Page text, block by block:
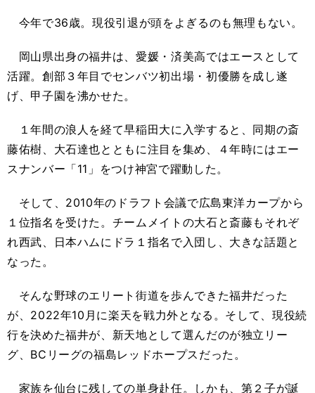
今年で36歳。現役引退が頭をよぎるのも無理もない。
岡山県出身の福井は、愛媛・済美高ではエースとして
活躍。創部３年目でセンバツ初出場・初優勝を成し遂
げ、甲子園を沸かせた。
１年間の浪人を経て早稲田大に入学すると、同期の斎
藤佑樹、大石達也とともに注目を集め、４年時にはエー
スナンバー「11」をつけ神宮で躍動した。
そして、2010年のドラフト会議で広島東洋カープから
１位指名を受けた。チームメイトの大石と斎藤もそれぞ
れ西武、日本ハムにドラ１指名で入団し、大きな話題と
なった。
そんな野球のエリート街道を歩んできた福井だった
が、2022年10月に楽天を戦力外となる。そして、現役続
行を決めた福井が、新天地として選んだのが独立リー
グ、BCリーグの福島レッドホープスだった。
家族を仙台に残しての単身赴任。しかも、第２子が誕